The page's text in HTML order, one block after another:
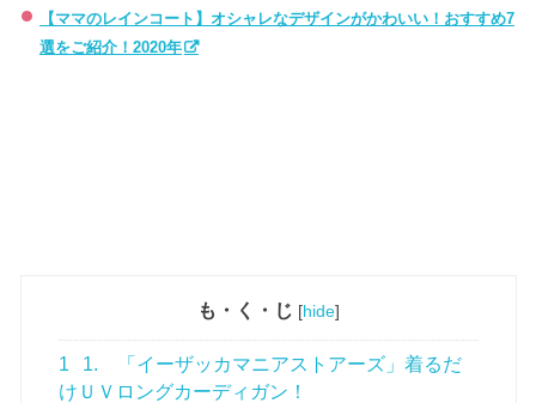
【ママのレインコート】オシャレなデザインがかわいい！おすすめ7
選をご紹介！2020年
も・く・じ [hide]
1
1. 「イーザッカマニアストアーズ」着るだ
けＵＶロングカーディガン！